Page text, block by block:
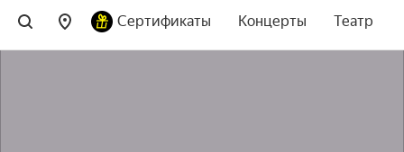
Сертификаты Концерты Театр